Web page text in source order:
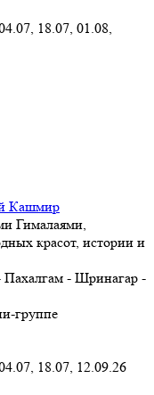
18.07, 01.08,
Кашмир
Гималаями,
красот, истории и
- Шринагар -
18.07, 12.09.26